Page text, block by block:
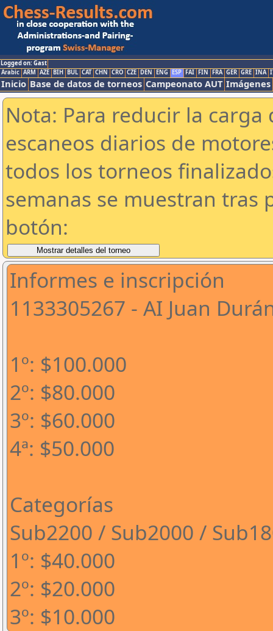
Logged on: Gast
Arabic ARM AZE BIH BUL CAT CHN CRO CZE DEN ENG ESP FAI FIN FRA GER GRE INA
Inicio Base de datos de torneos Campeonato AUT Imágenes
Nota: Para reducir la
escaneos diarios de
todos los torneos
semanas se muestran tras
botón:
Informes e inscripción
1133305267 - AI Juan
1º: $100.000
2º: $80.000
3º: $60.000
4ª: $50.000
Categorías
Sub2200 / Sub2000 /
1º: $40.000
2º: $20.000
3º: $10.000